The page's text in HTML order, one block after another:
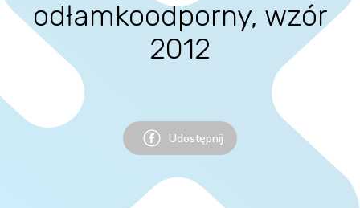
odłamkoodporny, wzór
2012
Udostępnij